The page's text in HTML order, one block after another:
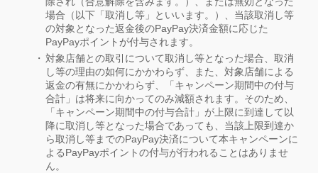
場合（以下「取消し等」といいます。）、当該取消し等
の対象となった返金後のPayPay決済金額に応じた
PayPayポイントが付与されます。
対象店舗との取引について取消し等となった場合、取消
し等の理由の如何にかかわらず、また、対象店舗による
返金の有無にかかわらず、「キャンペーン期間中の付与
合計」は将来に向かってのみ減額されます。そのため、
「キャンペーン期間中の付与合計」が上限に到達して以
降に取消し等となった場合であっても、当該上限到達か
ら取消し等までのPayPay決済について本キャンペーンに
よるPayPayポイントの付与が行われることはありませ
ん。